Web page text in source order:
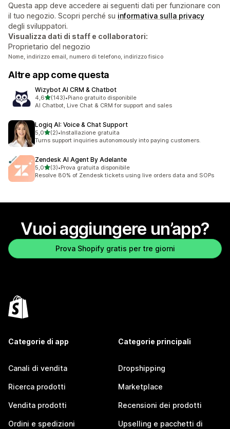
Questa app deve accedere ai seguenti dati per funzionare con
il tuo negozio. Scopri perché su informativa sulla privacy
degli sviluppatori.
Visualizza dati di staff e collaboratori:
Proprietario del negozio
Nome, indirizzo email, numero di telefono, indirizzo fisico
Altre app come questa
Wizybot AI CRM & Chatbot
4,6stelle su 5
(143)
143 recensioni totali
•Piano gratuito disponibile
AI Chatbot, Live Chat & CRM for support and sales
Logiq AI: Voice & Chat Support
5,0stelle su 5
(2)
2 recensioni totali
•Installazione gratuita
Turns support inquiries autonomously into paying customers.
Zendesk AI Agent By Adelante
5,0stelle su 5
(3)
3 recensioni totali
•Prova gratuita disponibile
Resolve 80% of Zendesk tickets using live orders data and SOPs
Vuoi aggiungere un’app?
Prova Shopify gratis per tre giorni
Categorie di app
Canali di vendita
Ricerca prodotti
Vendita prodotti
Ordini e spedizioni
Categorie principali
Dropshipping
Marketplace
Recensioni dei prodotti
Upselling e pacchetti di